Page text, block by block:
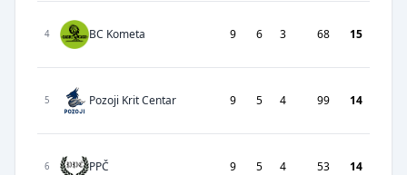
4 BC Kometa 9 6 3 68 15
5 Pozoji Krit Centar 9 5 4 99 14
6 PPČ 9 5 4 53 14